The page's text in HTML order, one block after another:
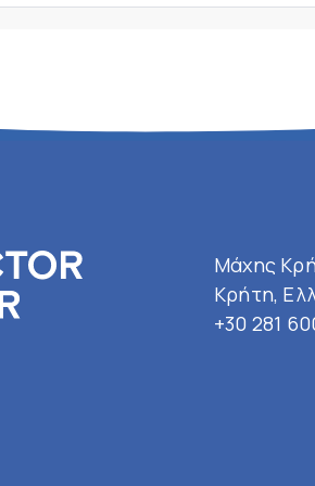
Μάχης
Κρήτη,
+30 281